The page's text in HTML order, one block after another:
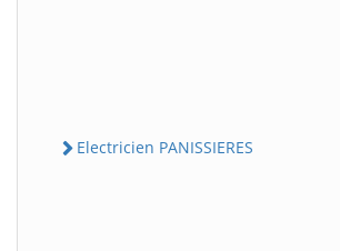
Electricien PANISSIERES